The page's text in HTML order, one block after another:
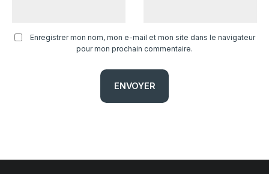
Enregistrer mon nom, mon e-mail et mon site dans le navigateur
pour mon prochain commentaire.